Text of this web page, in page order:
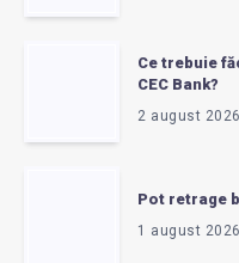
Ce trebuie
CEC Bank?
2 august 2026
Pot retrage
1 august 2026